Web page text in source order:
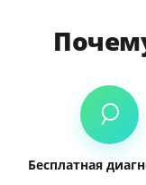
Бесплатная